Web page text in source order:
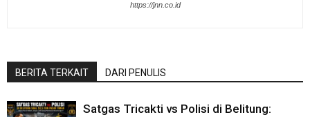
https://jnn.co.id
BERITA TERKAIT DARI PENULIS
Satgas Tricakti vs Polisi di Belitung: